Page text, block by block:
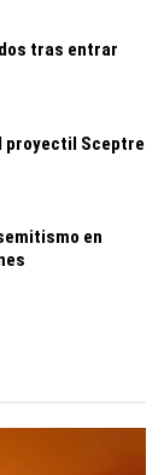
tras entrar
proyectil Sceptre
en